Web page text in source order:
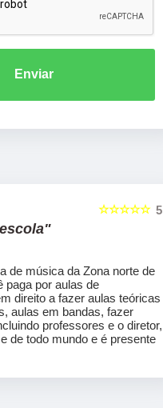
Enviar
5
☆☆☆☆☆
de música da Zona norte de
paga por aulas de
direito a fazer aulas teóricas
aulas em bandas, fazer
professores e o diretor,
de todo mundo e é presente